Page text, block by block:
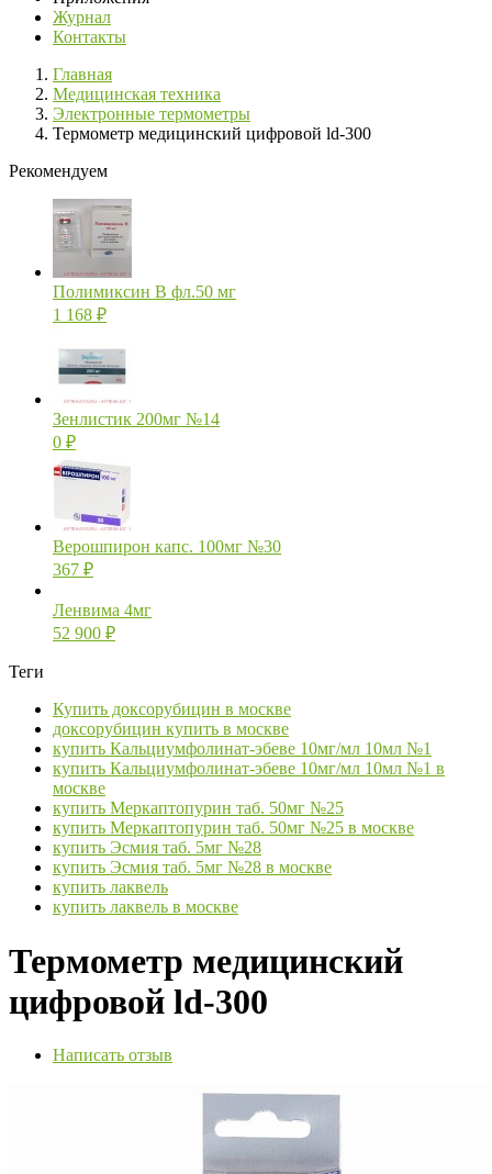
Журнал
Контакты
Главная
Медицинская техника
Электронные термометры
Термометр медицинский цифровой ld-300
Рекомендуем
Полимиксин В фл.50 мг
1 168 ₽
Зенлистик 200мг №14
0 ₽
Верошпирон капс. 100мг №30
367 ₽
Ленвима 4мг
52 900 ₽
Теги
Купить доксорубицин в москве
доксорубицин купить в москве
купить Кальциумфолинат-эбеве 10мг/мл 10мл №1
купить Кальциумфолинат-эбеве 10мг/мл 10мл №1 в
москве
купить Меркаптопурин таб. 50мг №25
купить Меркаптопурин таб. 50мг №25 в москве
купить Эсмия таб. 5мг №28
купить Эсмия таб. 5мг №28 в москве
купить лаквель
купить лаквель в москве
Термометр медицинский
цифровой ld-300
Написать отзыв